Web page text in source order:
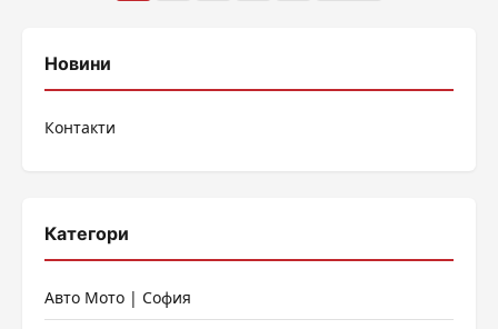
публикациите
Новини
Контакти
Категори
Авто Мото | София